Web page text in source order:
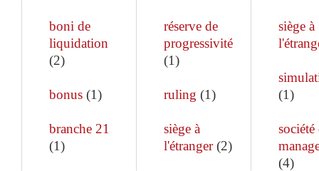
boni de
liquidation
(2)
bonus (1)
branche 21
(1)
réserve de
progressivité
(1)
ruling (1)
siège à
l'étranger(2)
siège à
(1)
société
(4)